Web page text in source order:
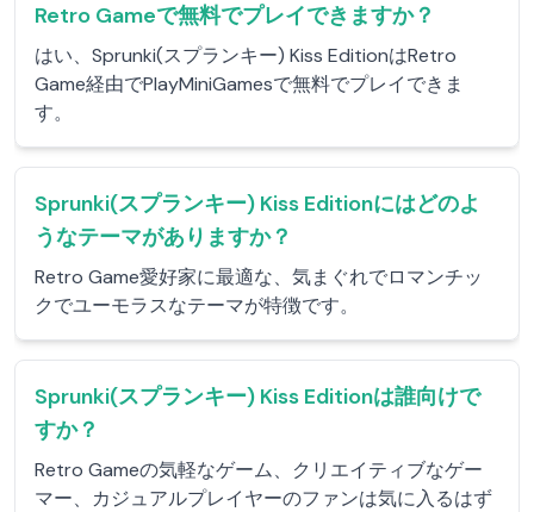
Retro Gameで無料でプレイできますか？
はい、Sprunki(スプランキー) Kiss EditionはRetro
Game経由でPlayMiniGamesで無料でプレイできま
す。
Sprunki(スプランキー) Kiss Editionにはどのよ
うなテーマがありますか？
Retro Game愛好家に最適な、気まぐれでロマンチッ
クでユーモラスなテーマが特徴です。
Sprunki(スプランキー) Kiss Editionは誰向けで
すか？
Retro Gameの気軽なゲーム、クリエイティブなゲー
マー、カジュアルプレイヤーのファンは気に入るはず